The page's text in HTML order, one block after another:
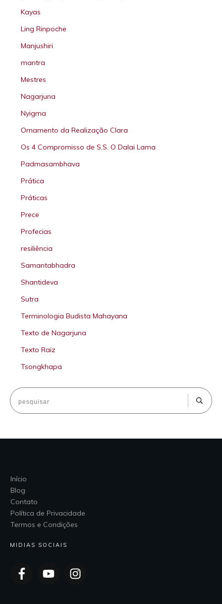
Kayas
Ling Rinpoche
Manjushiri
mantra
Mestres
Nagarjuna
Nyigma
Ornamento da Realização Clara
Os 4 Compromisso de S.S. O Dalai Lama
Padmasambhava
Prática
Práticas
Prece
Profecias
resiliência
Samantabhadra
Shantideva
Sutra
Terminologia Budista Mahayana
Texto de Nagarjuna
Texto Raiz
Tsongkhapa
Início
Blog
Contato
Política de Privacidade
Termos e Condições
MIDIAS SOCIAIS